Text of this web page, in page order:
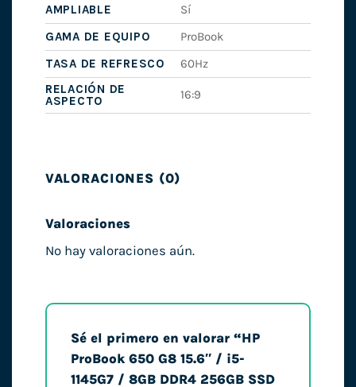
AMPLIABLE
Sí
GAMA DE EQUIPO
ProBook
TASA DE REFRESCO
60Hz
RELACIÓN DE
ASPECTO
16:9
VALORACIONES (0)
Valoraciones
No hay valoraciones aún.
Sé el primero en valorar “HP
ProBook 650 G8 15.6″ / i5-
1145G7 / 8GB DDR4 256GB SSD